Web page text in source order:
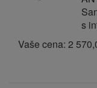
s
Vaše cena: 2